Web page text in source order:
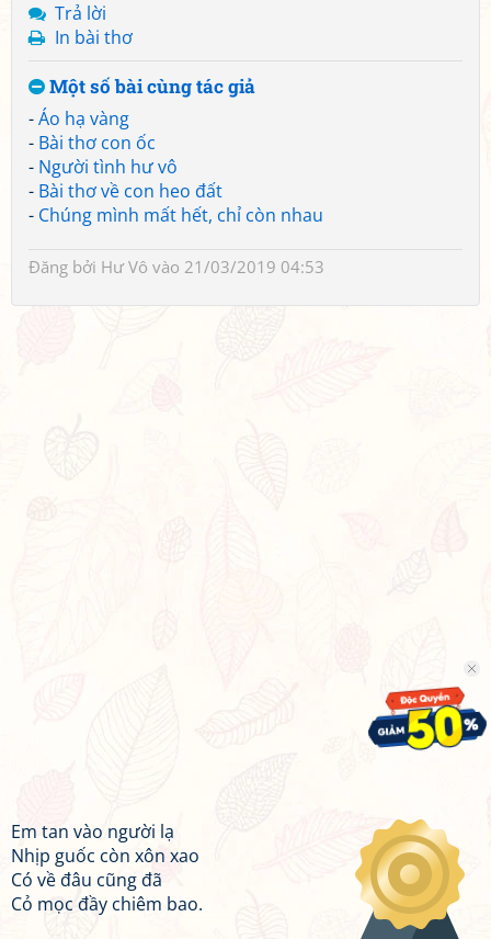
Trả lời
In bài thơ
Một số bài cùng tác giả
-Áo hạ vàng
- Bài thơ con ốc
- Người tình hư vô
- Bài thơ về con heo đất
- Chúng mình mất hết, chỉ còn nhau
Đăng bởi Hư Vô vào 21/03/2019 04:53
Em tan vào người lạ
Nhịp guốc còn xôn xao
Có về đâu cũng đã
Cỏ mọc đầy chiêm bao.